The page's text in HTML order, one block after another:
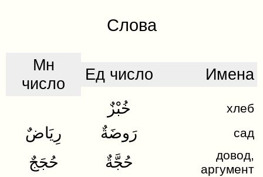
Слова
Мн
число
Ед число
Имена
خُبْزٌ
хлеб
رِيَاضٌ رَوضَةٌ сад
حُجَجٌ حُجَّةٌ
довод,
аргумент